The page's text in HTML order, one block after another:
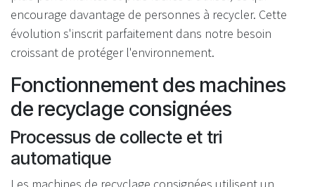
encourage davantage de personnes à recycler. Cette
évolution s'inscrit parfaitement dans notre besoin
croissant de protéger l'environnement.
Fonctionnement des machines
de recyclage consignées
Processus de collecte et tri
automatique